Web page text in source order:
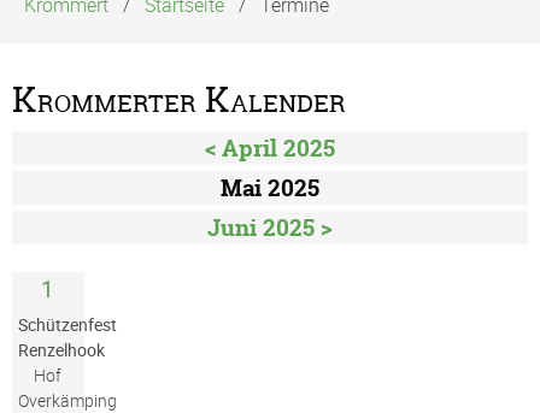
Krommerter Kalender
< April 2025
Mai 2025
Juni 2025 >
1
Schützenfest
Renzelhook
Hof
Overkämping